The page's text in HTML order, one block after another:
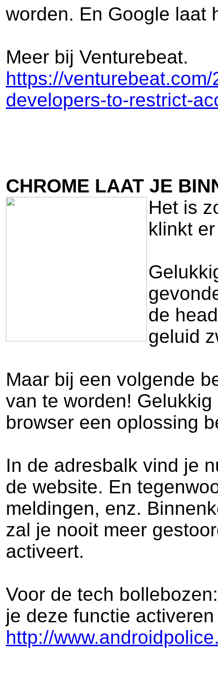
worden. En Google laat
Meer bij Venturebeat.
https://
developers-to-restrict-
CHROME LAAT JE
Het is
klinkt
de
geluid
Maar bij een volgende
van te worden!
browser een oplossing
In de adresbalk vind je
de website. En
meldingen, enz.
zal je nooit meer
activeert.
Voor de tech
je deze functie
http://